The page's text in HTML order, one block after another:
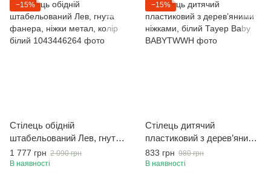
−15%
Стілець обідній
штабельований Лев, гнута
фанера, ніжки метал, колір
білий
1 777 грн 2 090 грн
В наявності
−15%
Стілець дитячий
пластиковий з дерев’яними
ніжками, білий Тауер Baby
833 грн 980 грн
В наявності